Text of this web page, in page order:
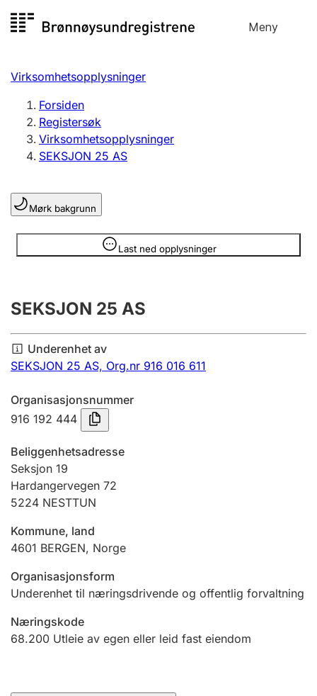
til
Meny
Registersøk
Aksjeselskap
Enkeltpersonforetak
Registrere, endre, slette
Lag og forening
Registrere, endre, slette
Årsregnskap
Innsending og forsinkelsesgebyr
Tinglysing
Jeger
Betaling og jegeravgiftskort
Ektepaktveileder
Offentlig sektor
Andre tema
Virksomhetsopplysninger
Forsiden
Registersøk
Virksomhetsopplysninger
SEKSJON 25 AS
Mørk bakgrunn
Last ned opplysninger
Opplysninger er skjult
SEKSJON 25 AS
Underenhet av
SEKSJON 25 AS, Org.nr 916 016 611
Organisasjonsnummer
916 192 444
Beliggenhetsadresse
Seksjon 19
Hardangervegen 72
5224 NESTTUN
Kommune, land
4601 BERGEN, Norge
Organisasjonsform
Underenhet til næringsdrivende og offentlig forvaltning
Næringskode
68.200 Utleie av egen eller leid fast eiendom